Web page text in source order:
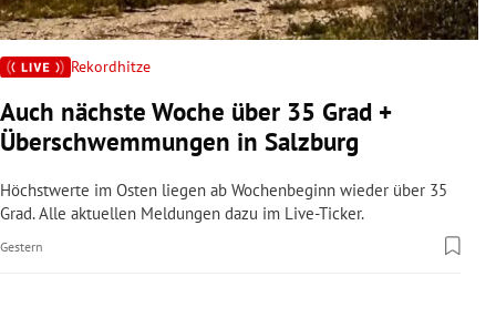
Untermenü
Untermenü
Untermenü
Rekordhitze
Auch nächste Woche über 35 Grad +
Überschwemmungen in Salzburg
Höchstwerte im Osten liegen ab Wochenbeginn wieder über 35
Grad. Alle aktuellen Meldungen dazu im Live-Ticker.
Gestern